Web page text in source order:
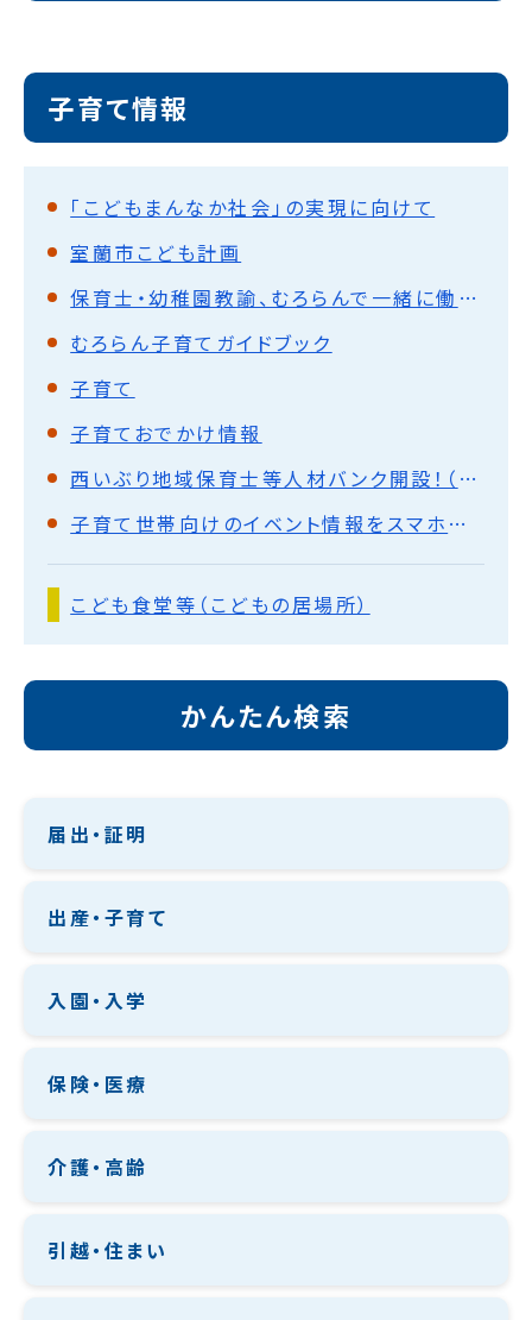
子育て情報
「こどもまんなか社会」の実現に向けて
室蘭市こども計画
保育士・幼稚園教諭、むろらんで一緒に働こう！
むろらん子育てガイドブック
子育て
子育ておでかけ情報
西いぶり地域保育士等人材バンク開設！（スマートフォン・パソコンから申込できます）
子育て世帯向けのイベント情報をスマホアプリ等で確認できます
こども食堂等（こどもの居場所）
かんたん検索
届出・証明
出産・子育て
入園・入学
保険・医療
介護・高齢
引越・住まい